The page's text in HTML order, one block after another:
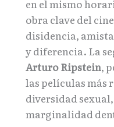
en el mismo
obra clave del
disidencia,
y diferencia. La
Arturo Ripstein,
las películas más
diversidad
marginalidad